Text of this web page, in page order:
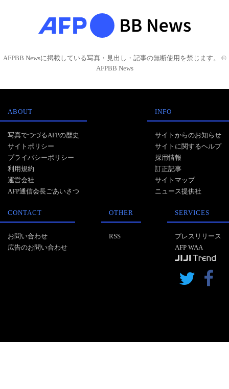
AFPBB Newsに掲載している写真・見出し・記事の無断使用を禁じます。 ©
AFPBB News
ABOUT
写真でつづるAFPの歴史
サイトポリシー
プライバシーポリシー
利用規約
運営会社
AFP通信会長ごあいさつ
INFO
サイトからのお知らせ
サイトに関するヘルプ
採用情報
訂正記事
サイトマップ
ニュース提供社
CONTACT
お問い合わせ
広告のお問い合わせ
OTHER
RSS
SERVICES
プレスリリース
AFP WAA